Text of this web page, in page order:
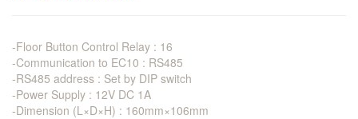
-Floor Button Control Relay : 16
-Communication to EC10 : RS485
-RS485 address : Set by DIP switch
-Power Supply : 12V DC 1A
-Dimension (L×D×H) : 160mm×106mm